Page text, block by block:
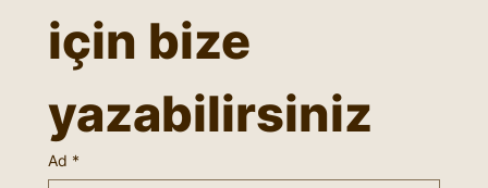
için bize
yazabilirsiniz
Ad *